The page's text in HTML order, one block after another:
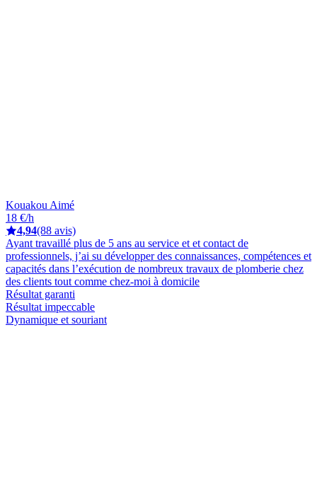
Kouakou Aimé
18 €/h
4,94(88 avis)
Ayant travaillé plus de 5 ans au service et et contact de
professionnels, j’ai su développer des connaissances, compétences et
capacités dans l’exécution de nombreux travaux de plomberie chez
des clients tout comme chez-moi à domicile
Résultat garanti
Résultat impeccable
Dynamique et souriant